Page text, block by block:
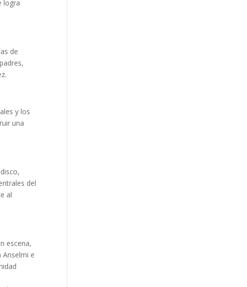
logra
de
y los
una
del
al
escena,
Anselmi e